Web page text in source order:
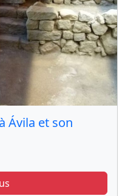
Ávila et son